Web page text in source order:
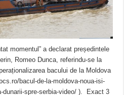
momentul” a declarat președintele
Romeo Dunca, referindu-se la
bacului de la Moldova
bacul-de-la-moldova-noua-isi-
dunarii-spre-serbia-video/ ). Exact 3